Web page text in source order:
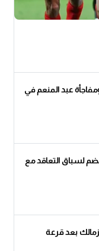
عبد المنعم في
لسباق التعاقد مع
بعد قرعة